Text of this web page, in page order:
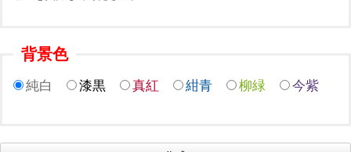
背景色
純白 漆黒 真紅 紺青 柳緑 今紫